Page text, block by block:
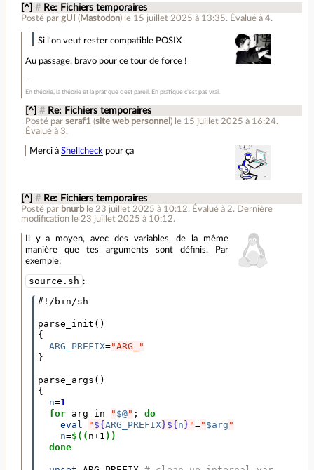
[^] # Re: Fichiers temporaires
Posté par gUI (Mastodon) le 15 juillet 2025 à 13:35. Évalué à 4.
Si l'on veut rester compatible POSIX
Au passage, bravo pour ce tour de force !
En théorie, la théorie et la pratique c'est pareil. En pratique c'est pas vrai.
[^] # Re: Fichiers temporaires
Posté parseraf1 (site web personnel ) le 15 juillet 2025 à 16:24.
Évalué à 3.
Merci àShellcheck pour ça
[^] # Re: Fichiers temporaires
Posté par bnurb le 23 juillet 2025 à 10:12. Évalué à 2. Dernière
modification le 23 juillet 2025 à 10:12.
Il y a moyen, avec des variables, de la même
manière que tes arguments sont définis. Par
exemple:
source.sh :
#!/bin/sh
parse_init ()
{
ARG_PREFIX="ARG_"
}
parse_args ()
{
n=1
for arg in " $@" ;
do
eval
" ${ ARG_PREFIX}${ n } "=" $arg "
n=$(( n+1 ))
done